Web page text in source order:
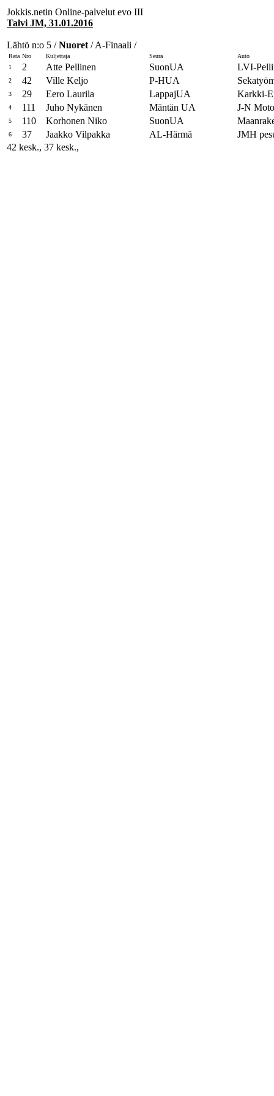
Jokkis.netin Online-palvelut evo III
Talvi JM, 31.01.2016
Lähtö n:o 5 /Nuoret / A-Finaali /
Rata Nro Kuljettaja Seura
Auto
1
2 Atte Pellinen SuonUA LVI-
2 42 Ville Keljo P-HUA
3 29 Eero Laurila LappajUA Karkki-
4 111 Juho Nykänen Mäntän UA J-N
5 110 Korhonen Niko SuonUA
6 37 Jaakko Vilpakka AL-Härmä
JMH
42 kesk., 37 kesk.,